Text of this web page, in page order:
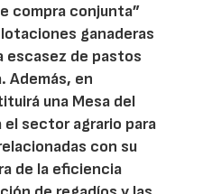
compra conjunta”
ganaderas
escasez de pastos
Además, en
una Mesa del
el sector agrario para
con su
de la eficiencia